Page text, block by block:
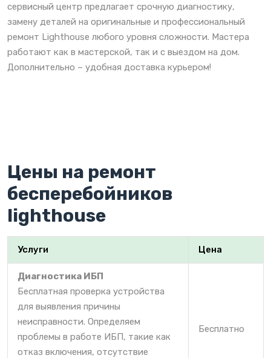
сервисный центр предлагает срочную диагностику,
замену деталей на оригинальные и профессиональный
ремонт Lighthouse любого уровня сложности. Мастера
работают как в мастерской, так и с выездом на дом.
Дополнительно – удобная доставка курьером!
Цены на ремонт
бесперебойников
lighthouse
Услуги Цена
Диагностика ИБП
Бесплатная проверка устройства
для выявления причины
неисправности. Определяем
проблемы в работе ИБП, такие как
отказ включения, отсутствие
Бесплатно